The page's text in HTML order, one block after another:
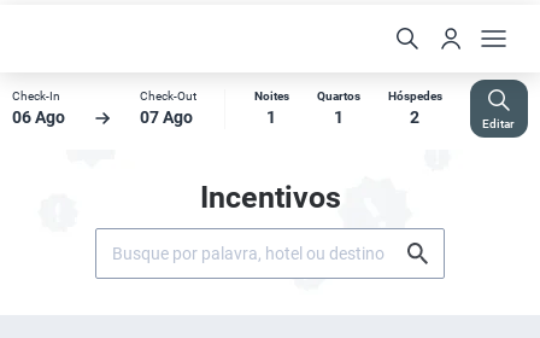
Check-In
06 Ago
Check-Out
07 Ago
Noites
1
Quartos
1
Hóspedes
2 Editar
Incentivos